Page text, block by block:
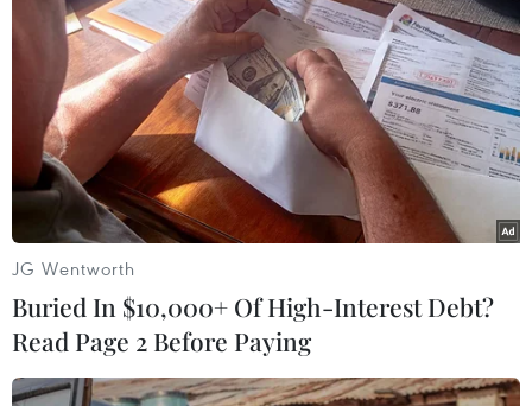
thông qua vào năm 2017, đã được nhiều nước lần
lượt phê chuẩn bất chấp sự phản đối của các
cường quốc hạt nhân lớn.
JG Wentworth
Buried In $10,000+ Of High-Interest Debt?
Read Page 2 Before Paying